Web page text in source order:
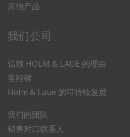
其他产品
我们公司
信赖 HOLM & LAUE 的理由
里程碑
Holm & Laue 的可持续发展
我们的团队
销售对口联系人